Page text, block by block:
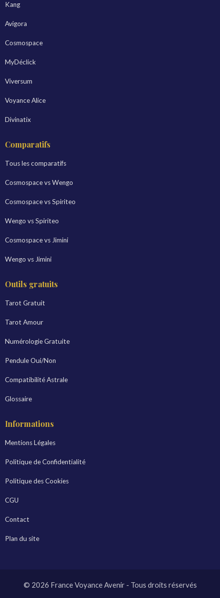
Kang
Avigora
Cosmospace
MyDéclick
Viversum
Voyance Alice
Divinatix
Comparatifs
Tous les comparatifs
Cosmospace vs Wengo
Cosmospace vs Spiriteo
Wengo vs Spiriteo
Cosmospace vs Jimini
Wengo vs Jimini
Outils gratuits
Tarot Gratuit
Tarot Amour
Numérologie Gratuite
Pendule Oui/Non
Compatibilité Astrale
Glossaire
Informations
Mentions Légales
Politique de Confidentialité
Politique des Cookies
CGU
Contact
Plan du site
© 2026 France Voyance Avenir - Tous droits réservés